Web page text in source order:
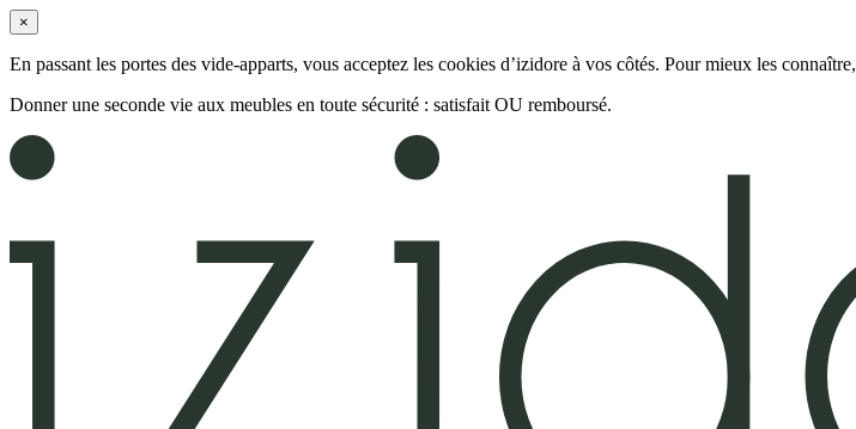
×
En passant les portes des vide-apparts, vous acceptez les cookies d’izidore à vos côtés. Pour mieux les connaître,
Donner une seconde vie aux meubles en toute sécurité : satisfait OU remboursé.